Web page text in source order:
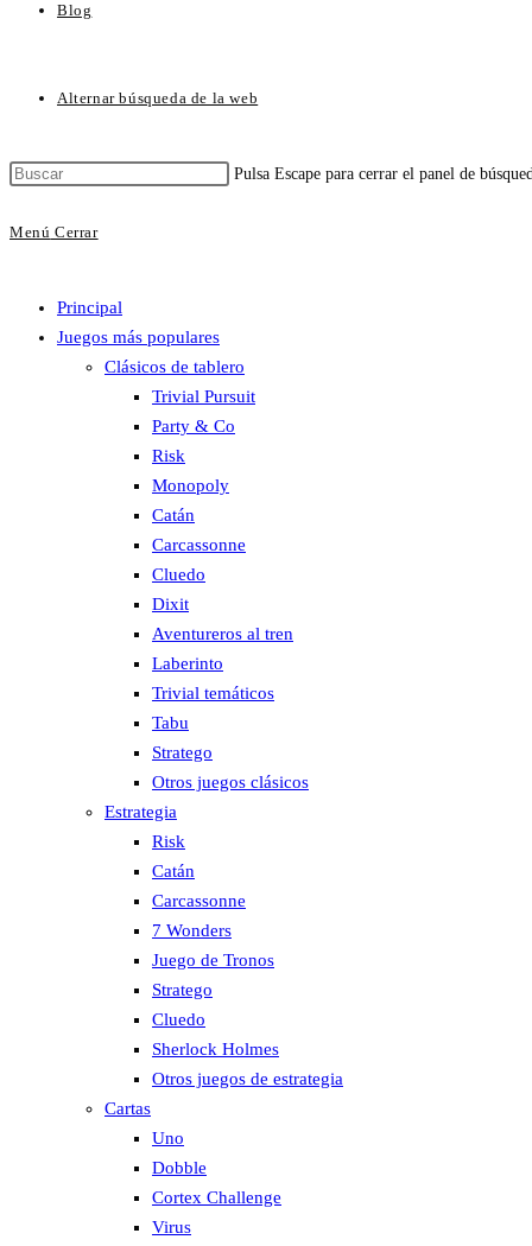
Blog
Alternar búsqueda de la web
Pulsa Escape para cerrar el panel de
Menú Cerrar
Principal
Juegos más populares
Clásicos de tablero
Trivial Pursuit
Party & Co
Risk
Monopoly
Catán
Carcassonne
Cluedo
Dixit
Aventureros al tren
Laberinto
Trivial temáticos
Tabu
Stratego
Otros juegos clásicos
Estrategia
Risk
Catán
Carcassonne
7 Wonders
Juego de Tronos
Stratego
Cluedo
Sherlock Holmes
Otros juegos de estrategia
Cartas
Uno
Dobble
Cortex Challenge
Virus